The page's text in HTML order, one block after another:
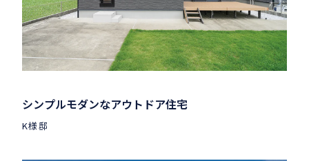
シンプルモダンなアウトドア住宅
K様邸